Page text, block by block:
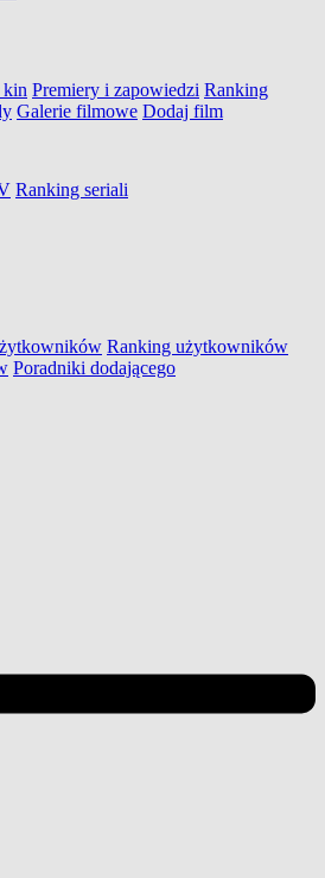
kin Premiery i zapowiedzi Ranking
Galerie filmowe Dodaj film
Ranking seriali
Ranking użytkowników
Poradniki dodającego